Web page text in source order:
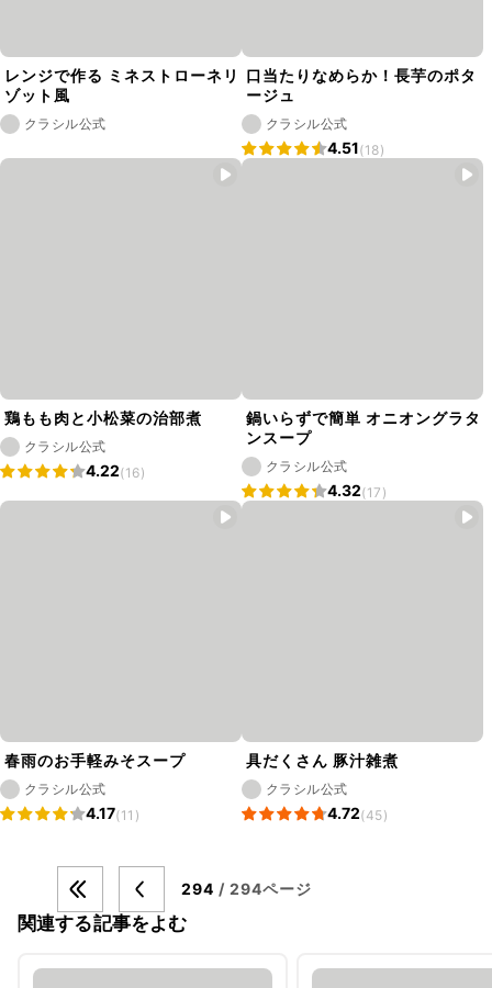
レンジで作る ミネストローネリ
ゾット風
クラシル公式
口当たりなめらか！長芋のポタ
ージュ
クラシル公式
4.51(18)
鶏もも肉と小松菜の治部煮
クラシル公式
4.22(16)
鍋いらずで簡単 オニオングラタ
ンスープ
クラシル公式
4.32(17)
春雨のお手軽みそスープ
クラシル公式
4.17(11)
具だくさん 豚汁雑煮
クラシル公式
4.72(45)
294 / 294ページ
関連する記事をよむ